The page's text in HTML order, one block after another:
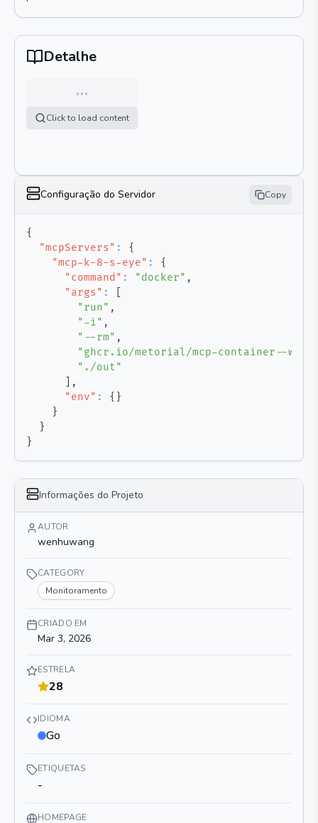
Detalhe
…
Click to load content
Configuração do Servidor Copy
{
"mcpServers" :
{
"mcp-k-8-s-eye" :
{
"command" : "docker" ,
"args" :
"run" ,
"-i" ,
"--rm" ,
"ghcr.io/metorial/mcp-container--
"./out"
,
"env" : { }
}
}
}
Informações do Projeto
AUTOR
wenhuwang
CATEGORY
Monitoramento
CRIADO EM
Mar 3, 2026
ESTRELA
28
IDIOMA
Go
ETIQUETAS
-
HOMEPAGE